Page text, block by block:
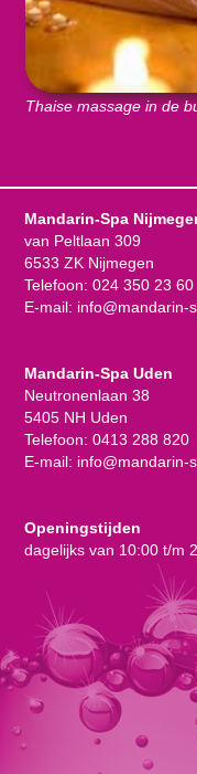
Thaise massage in de
Mandarin-Spa
van Peltlaan 309
6533 ZK Nijmegen
Telefoon: 024 350 23 60
E-mail: info@mandarin-
Mandarin-Spa Uden
Neutronenlaan 38
5405 NH Uden
Telefoon: 0413 288 820
E-mail: info@mandarin-
Openingstijden
dagelijks van 10:00 t/m